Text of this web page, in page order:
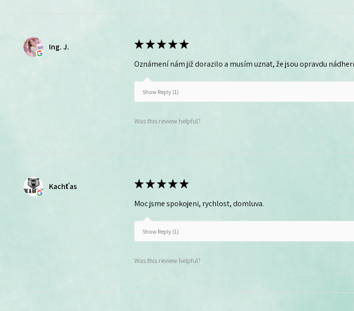
Ing. J. ★★★★★
Oznámení nám již dorazilo a musím uznat, že jsou opravdu
Show Reply (1)
Was this review helpful?
Kachťas ★★★★★
Moc jsme spokojeni, rychlost, domluva.
Show Reply (1)
Was this review helpful?